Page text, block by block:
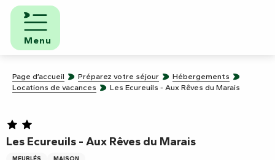
Aller
contenu
principal
Menu
Page d’accueil Préparez votre séjour
Hébergements
Locations de vacances
Les Ecureuils - Aux Rêves du Marais
Les Ecureuils - Aux Rêves du Marais